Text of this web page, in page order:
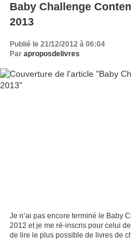
Baby Challenge
2013
Publié le 21/12/2012 à 06:04
Par aproposdelivres
Je n’ai pas encore terminé le Baby
2012 et je me ré-inscris pour celui
de lire le plus possible de livres de